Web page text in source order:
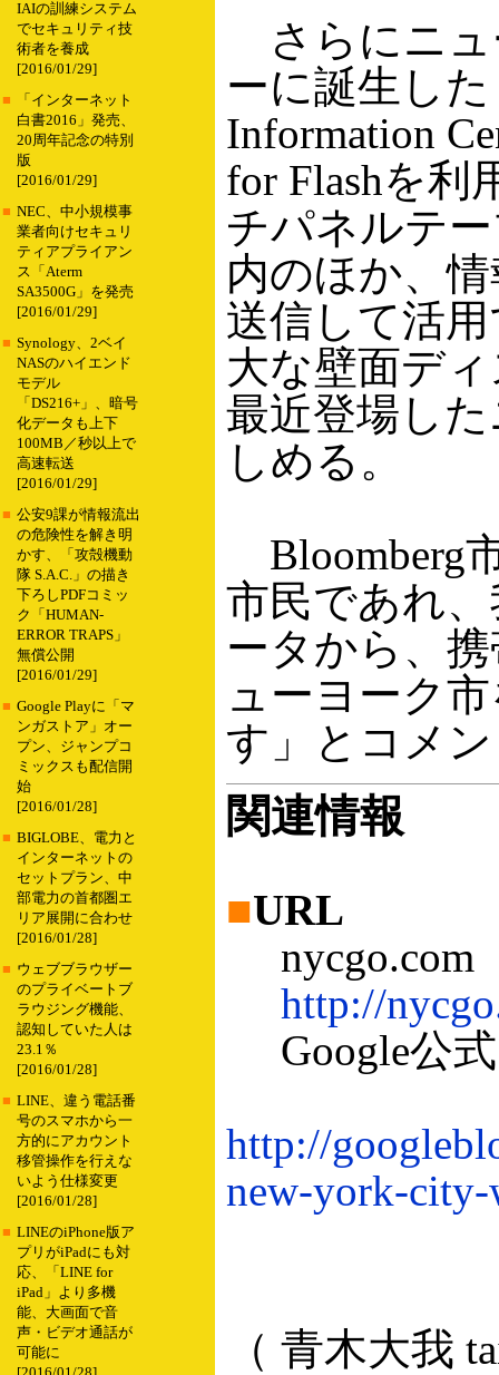
IAIの訓練システム
でセキュリティ技
術者を養成
[2016/01/29]
■
「インターネット
白書2016」発売、
20周年記念の特別
版
[2016/01/29]
■ NEC、中小規模事
業者向けセキュリ
ティアプライアン
ス「Aterm
SA3500G」を発売
[2016/01/29]
■ Synology、2ベイ
NASのハイエンド
モデル
「DS216+」、暗号
化データも上下
100MB／秒以上で
高速転送
[2016/01/29]
■ 公安9課が情報流出
の危険性を解き明
かす、「攻殻機動
隊 S.A.C.」の描き
下ろしPDFコミッ
ク「HUMAN-
ERROR TRAPS」
無償公開
[2016/01/29]
■ Google Playに「マ
ンガストア」オー
プン、ジャンプコ
ミックスも配信開
始
[2016/01/28]
■ BIGLOBE、電力と
インターネットの
セットプラン、中
部電力の首都圏エ
リア展開に合わせ
[2016/01/28]
■ ウェブブラウザー
のプライベートブ
ラウジング機能、
認知していた人は
23.1％
[2016/01/28]
■ LINE、違う電話番
号のスマホから一
方的にアカウント
移管操作を行えな
いよう仕様変更
[2016/01/28]
■ LINEのiPhone版ア
プリがiPadにも対
応、「LINE for
iPad」より多機
能、大画面で音
声・ビデオ通話が
可能に
さらにニュ
ーに誕生し
Information
for Flashを利
チパネルテ
内のほか、
送信して活
大な壁面デ
最近登場し
しめる。
Bloomberg
市民であれ
ータから、
ューヨーク
す」とコメ
関連情報
■URL
nycgo.com
http://
Google公式
http://
new-york-
（ 青木大我